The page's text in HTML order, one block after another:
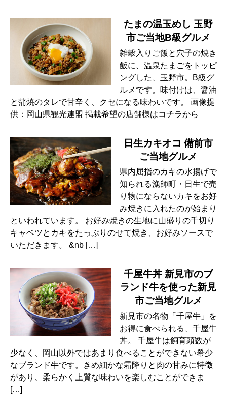
たまの温玉めし 玉野
市ご当地B級グルメ
雑穀入りご飯と穴子の焼き
飯に、温泉たまごをトッピ
ングした、玉野市。B級グ
ルメです。味付けは、醤油
と蒲焼のタレで甘辛く、クセになる味わいです。 画像提
供：岡山県観光連盟 掲載希望の店舗様はコチラから
日生カキオコ 備前市
ご当地グルメ
県内屈指のカキの水揚げで
知られる漁師町・日生で売
り物にならないカキをお好
み焼きに入れたのが始まり
といわれています。 お好み焼きの生地に山盛りの千切り
キャベツとカキをたっぷりのせて焼き、お好みソースで
いただきます。 &nb […]
千屋牛丼 新見市のブ
ランド牛を使った新見
市ご当地グルメ
新見市の名物「千屋牛」を
お得に食べられる、千屋牛
丼。 千屋牛は飼育頭数が
少なく、岡山以外ではあまり食べることができない希少
なブランド牛です。きめ細かな霜降りと肉の甘みに特徴
があり、柔らかく上質な味わいを楽しむことができま
[…]